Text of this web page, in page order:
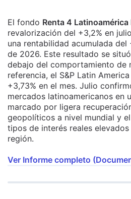
El fondo Renta 4 Latinoamérica
revalorización del +3,2% en
una rentabilidad acumulada del
de 2026. Este resultado se
debajo del comportamiento de
referencia, el S&P Latin
+3,73% en el mes. Julio
mercados latinoamericanos en
marcado por ligera
geopolíticos a nivel mundial y
tipos de interés reales
región.
Ver Informe completo